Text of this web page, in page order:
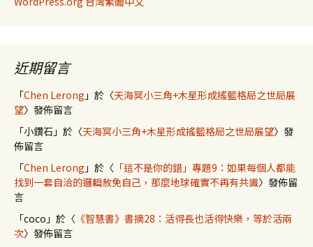
近期留言
「Chen Lerong 」於〈天海冥小三角+木星形成搖籃格局之世局展
望〉發佈留言
「小鑽石 」於〈天海冥小三角+木星形成搖籃格局之世局展望〉發
佈留言
「Chen Lerong 」於〈 「這不是你的錯」專題9：如果每個人都能
找到一套自洽的邏輯赦免自己，那麼地球確實不再有共識〉發佈留
言
「coco 」於〈 《智慧書》書摘28：活得長也活得快樂，等於活兩
次〉發佈留言